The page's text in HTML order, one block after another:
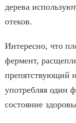
дерева
отеков.
Интересно, что
фермент,
препятствующий
употребляя один
состояние